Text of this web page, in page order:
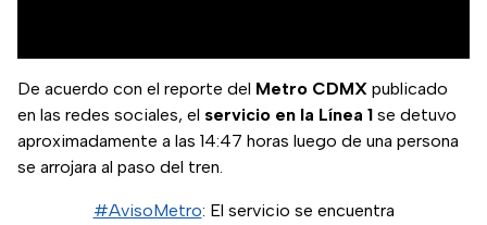
De acuerdo con el reporte del Metro CDMX publicado
en las redes sociales, el servicio en la Línea 1 se detuvo
aproximadamente a las 14:47 horas luego de una persona
se arrojara al paso del tren.
#AvisoMetro: El servicio se encuentra